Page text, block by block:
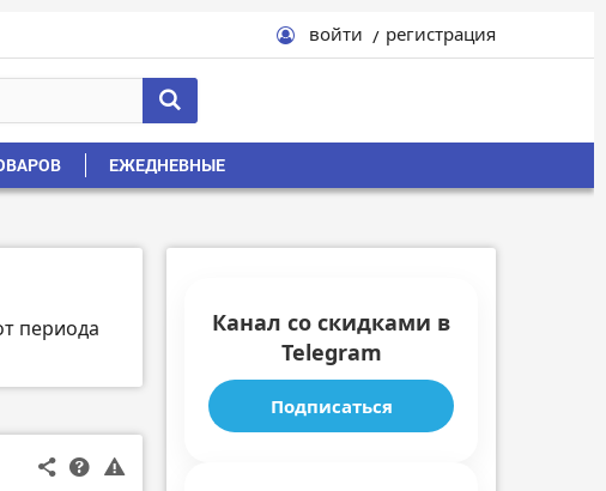
войти регистрация
ЕЖЕДНЕВНЫЕ
периода
Канал со скидками в
Telegram
Подписаться